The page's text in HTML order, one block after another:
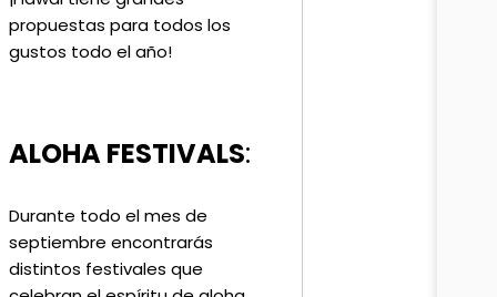
propuestas para todos los
gustos todo el año!
ALOHA FESTIVALS:
Durante todo el mes de
septiembre encontrarás
distintos festivales que